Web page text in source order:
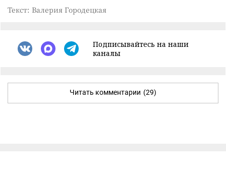
Текст: Валерия Городецкая
Подписывайтесь на наши
каналы
Читать комментарии (29)